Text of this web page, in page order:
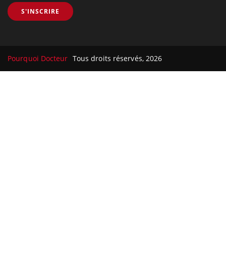
S'INSCRIRE
Pourquoi Docteur Tous droits réservés, 2026